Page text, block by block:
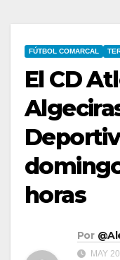
FÚTBOL COMARCAL
El CD
horas
Por
MAY